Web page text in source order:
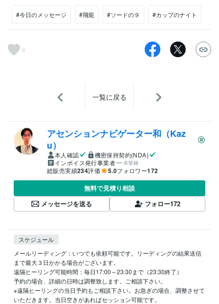
#今日のメッセージ #飛龍 #ソードの９ #カップのナイト
6
一覧に戻る
アセンションナビゲーター和（Kaz
u）
本人確認
機密保持契約(NDA)
インボイス発行事業者
未登録
総販売実績234評価 5.0フォロワー172
無料で見積り相談
メッセージを送る
フォロー172
スケジュール
メールリーディング：いつでも依頼可能です。リーディングの結果送信
まで最大３日かかる場合がございます。
遠隔ヒーリング可能時間：毎日17:00～23:30まで（23:30終了）
予約の場合、詳細の日時は調整致します。ご相談下さい。
※遠隔ヒーリングの当日予約もご相談下さい。お急ぎの場合、調整させて
いただきます。当日空きがあればセッション可能です。